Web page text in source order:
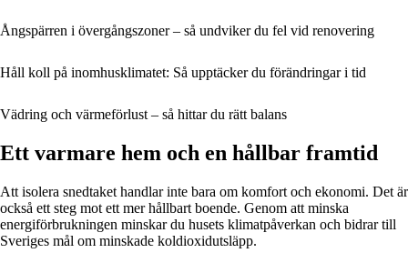
Ångspärren i övergångszoner – så undviker du fel vid renovering
Håll koll på inomhusklimatet: Så upptäcker du förändringar i tid
Vädring och värmeförlust – så hittar du rätt balans
Ett varmare hem och en hållbar framtid
Att isolera snedtaket handlar inte bara om komfort och ekonomi. Det är
också ett steg mot ett mer hållbart boende. Genom att minska
energiförbrukningen minskar du husets klimatpåverkan och bidrar till
Sveriges mål om minskade koldioxidutsläpp.